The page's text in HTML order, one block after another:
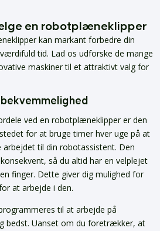
en robotplæneklipper
kan markant forbedre din
tid. Lad os udforske de mange
maskiner til et attraktivt valg for
ved en robotplæneklipper er den
for at bruge timer hver uge på at
til din robotassistent. Den
så du altid har en velplejet
finger. Dette giver dig mulighed for
at arbejde i den.
til at arbejde på
bedst. Uanset om du foretrækker, at